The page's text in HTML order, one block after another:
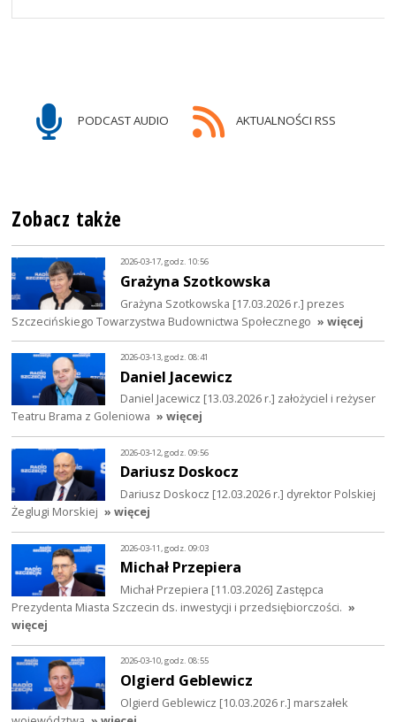
PODCAST AUDIO AKTUALNOŚCI RSS
Zobacz także
2026-03-17, godz. 10:56
Grażyna Szotkowska
Grażyna Szotkowska [17.03.2026 r.] prezes
Szczecińskiego Towarzystwa Budownictwa Społecznego » więcej
2026-03-13, godz. 08:41
Daniel Jacewicz
Daniel Jacewicz [13.03.2026 r.] założyciel i reżyser
Teatru Brama z Goleniowa » więcej
2026-03-12, godz. 09:56
Dariusz Doskocz
Dariusz Doskocz [12.03.2026 r.] dyrektor Polskiej
Żeglugi Morskiej » więcej
2026-03-11, godz. 09:03
Michał Przepiera
Michał Przepiera [11.03.2026] Zastępca
Prezydenta Miasta Szczecin ds. inwestycji i przedsiębiorczości. »
więcej
2026-03-10, godz. 08:55
Olgierd Geblewicz
Olgierd Geblewicz [10.03.2026 r.] marszałek